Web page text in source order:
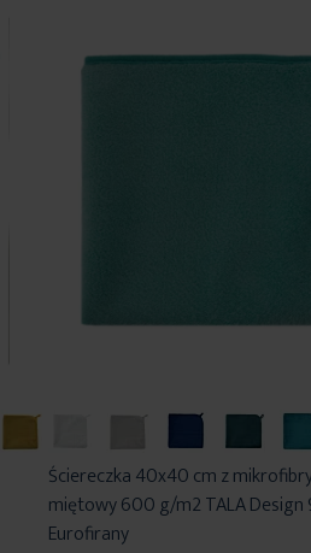
Ściereczka 40x40 cm z
miętowy 600 g/m2 TALA Design
Eurofirany